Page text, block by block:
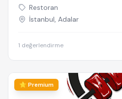
Restoran
İstanbul, Adalar
1 değerlendirme
⭐ Premium